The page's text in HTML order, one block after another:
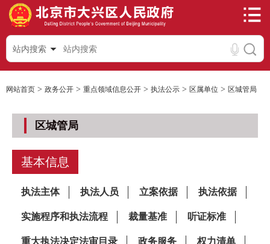
站内搜索
网站首页 > 政务公开 > 重点领域信息公开 > 执法公示 > 区属单位 > 区城管局
区城管局
基本信息